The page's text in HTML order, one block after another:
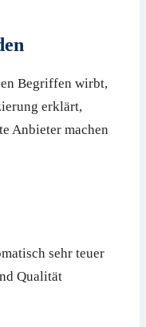
Begriffen wirbt,
erklärt,
Anbieter machen
sehr teuer
Qualität